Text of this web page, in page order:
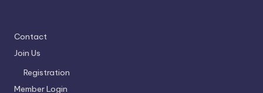
Contact
Join Us
Registration
Member Login